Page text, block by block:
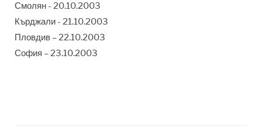
Смолян - 20.10.2003
Кърджали - 21.10.2003
Пловдив – 22.10.2003
София – 23.10.2003